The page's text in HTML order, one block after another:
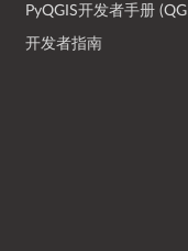
PyQGIS开发者手册
开发者指南